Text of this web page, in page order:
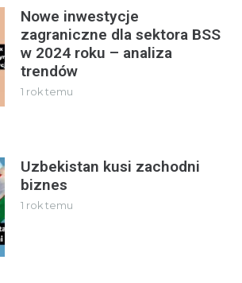
Nowe inwestycje
zagraniczne dla sektora BSS
w 2024 roku – analiza
trendów
1 rok temu
Uzbekistan kusi zachodni
biznes
1 rok temu